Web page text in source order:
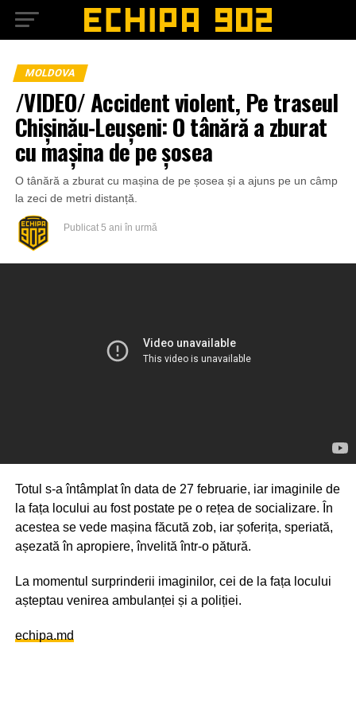
MOLDOVA
/VIDEO/ Accident violent, Pe traseul
Chișinău-Leușeni: O tânără a zburat
cu mașina de pe șosea
O tânără a zburat cu mașina de pe șosea și a ajuns pe un câmp
la zeci de metri distanță.
Publicat 5 ani în urmă
Totul s-a întâmplat în data de 27 februarie, iar imaginile de
la fața locului au fost postate pe o rețea de socializare. În
acestea se vede mașina făcută zob, iar șoferița, speriată,
așezată în apropiere, învelită într-o pătură.
La momentul surprinderii imaginilor, cei de la fața locului
așteptau venirea ambulanței și a poliției.
echipa.md